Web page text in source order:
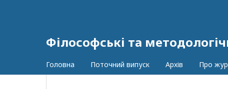
Філософські та
Головна Поточний випуск Архів Про